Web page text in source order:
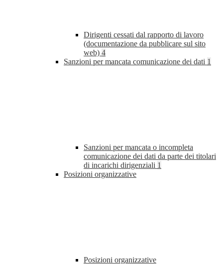
Dirigenti cessati dal rapporto di lavoro
(documentazione da pubblicare sul sito
web) 4
Sanzioni per mancata comunicazione dei dati 1
Sanzioni per mancata o incompleta
comunicazione dei dati da parte dei titolari
di incarichi dirigenziali 1
Posizioni organizzative
Posizioni organizzative